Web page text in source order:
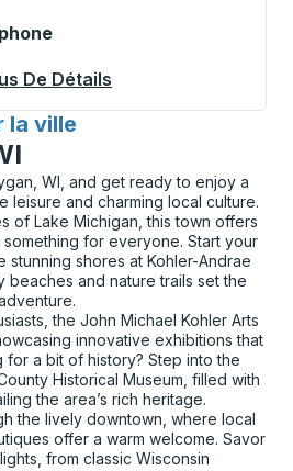
De Détails
la ville
WI, and get ready to enjoy a
leisure and charming local culture.
of Lake Michigan, this town offers
for everyone. Start your
shores at Kohler-Andrae
beaches and nature trails set the
the John Michael Kohler Arts
innovative exhibitions that
for a bit of history? Step into the
Historical Museum, filled with
the area’s rich heritage.
the lively downtown, where local
offer a warm welcome. Savor
from classic Wisconsin